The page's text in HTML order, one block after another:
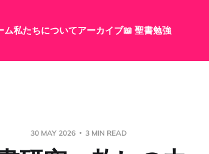
ム私たちについてアーカイブ📖 聖書勉強
30 MAY 2026 3 MIN READ